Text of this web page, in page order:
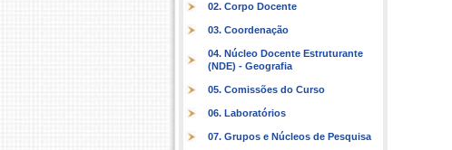
02. Corpo Docente
03. Coordenação
04. Núcleo Docente Estruturante
(NDE) - Geografia
05. Comissões do Curso
06. Laboratórios
07. Grupos e Núcleos de Pesquisa